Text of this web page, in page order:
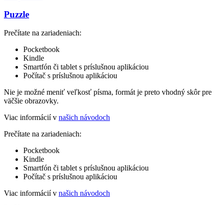
Puzzle
Prečítate na zariadeniach:
Pocketbook
Kindle
Smartfón či tablet s príslušnou aplikáciou
Počítač s príslušnou aplikáciou
Nie je možné meniť veľkosť písma, formát je preto vhodný skôr pre
väčšie obrazovky.
Viac informácií v našich návodoch
Prečítate na zariadeniach:
Pocketbook
Kindle
Smartfón či tablet s príslušnou aplikáciou
Počítač s príslušnou aplikáciou
Viac informácií v našich návodoch